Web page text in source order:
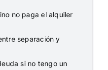
no paga el alquiler
separación y
si no tengo un